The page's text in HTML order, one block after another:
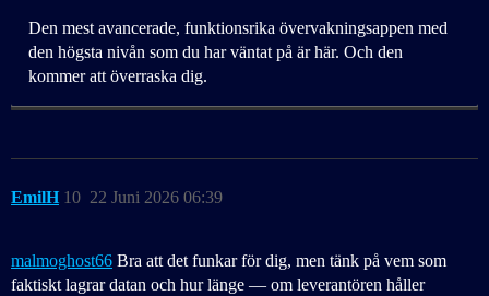
Den mest avancerade, funktionsrika övervakningsappen med
den högsta nivån som du har väntat på är här. Och den
kommer att överraska dig.
EmilH 22 Juni 2026 06:39
10
malmoghost66 Bra att det funkar för dig, men tänk på vem som
faktiskt lagrar datan och hur länge — om leverantören håller